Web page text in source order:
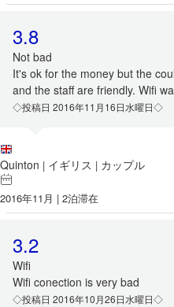
3.8
Not bad
It's ok for the money but the
and the staff are friendly. Wifi
◇投稿日 2016年11月16日水曜日◇
Quinton | イギリス | カップル
2016年11月 | 2泊滞在
3.2
Wifi
Wifi conection is very bad
◇投稿日 2016年10月26日水曜日◇